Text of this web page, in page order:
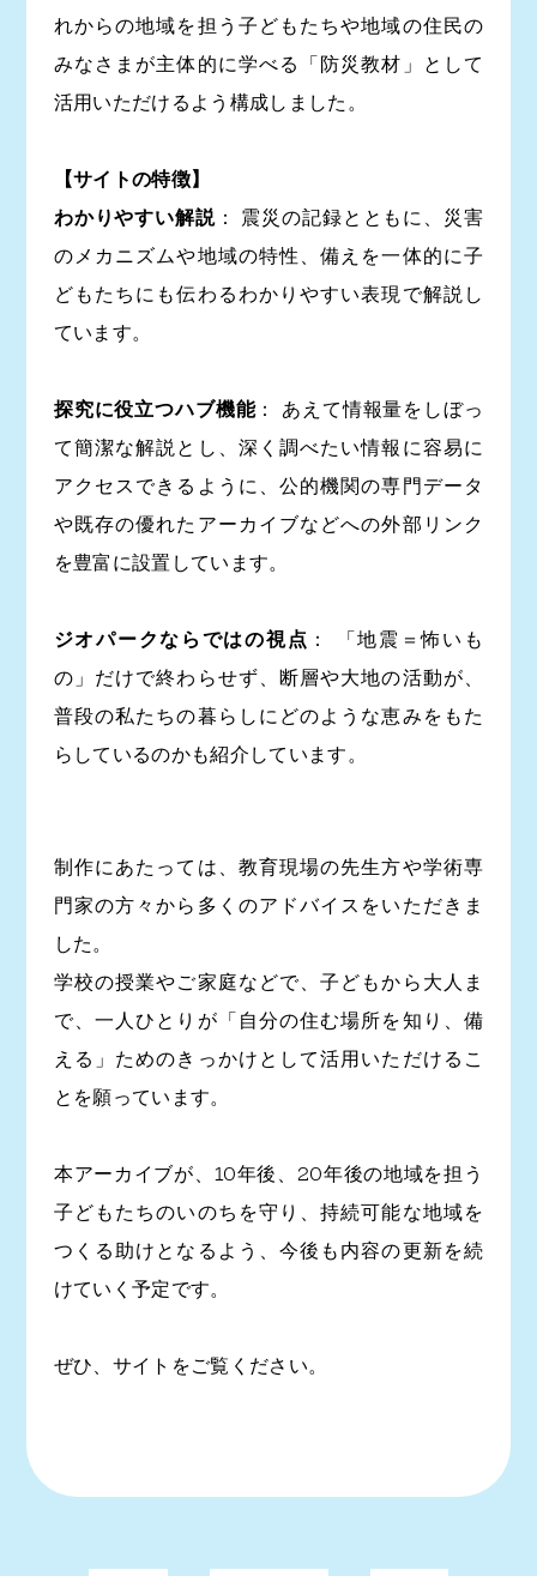
れからの地域を担う子どもたちや地域の住民の
みなさまが主体的に学べる「防災教材」として
活用いただけるよう構成しました。
【サイトの特徴】
わかりやすい解説： 震災の記録とともに、災害
のメカニズムや地域の特性、備えを一体的に子
どもたちにも伝わるわかりやすい表現で解説し
ています。
探究に役立つハブ機能： あえて情報量をしぼっ
て簡潔な解説とし、深く調べたい情報に容易に
アクセスできるように、公的機関の専門データ
や既存の優れたアーカイブなどへの外部リンク
を豊富に設置しています。
ジオパークならではの視点 ： 「地震＝怖いも
の」だけで終わらせず、断層や大地の活動が、
普段の私たちの暮らしにどのような恵みをもた
らしているのかも紹介しています。
制作にあたっては、教育現場の先生方や学術専
門家の方々から多くのアドバイスをいただきま
した。
学校の授業やご家庭などで、子どもから大人ま
で、一人ひとりが「自分の住む場所を知り、備
える」ためのきっかけとして活用いただけるこ
とを願っています。
本アーカイブが、10年後、20年後の地域を担う
子どもたちのいのちを守り、持続可能な地域を
つくる助けとなるよう、今後も内容の更新を続
けていく予定です。
ぜひ、サイトをご覧ください。